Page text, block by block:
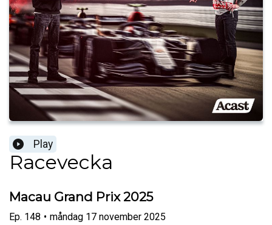
Play
Racevecka
Macau Grand Prix 2025
Ep. 148 • måndag 17 november 2025